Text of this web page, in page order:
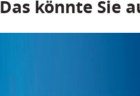
Das könnte Sie